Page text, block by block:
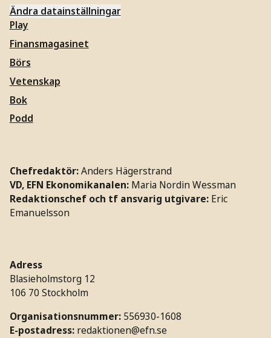
Ändra datainställningar
Play
Finansmagasinet
Börs
Vetenskap
Bok
Podd
Chefredaktör:Anders Hägerstrand
VD, EFN Ekonomikanalen: Maria Nordin Wessman
Redaktionschef och tf ansvarig utgivare: Eric
Emanuelsson
Adress
Blasieholmstorg 12
106 70 Stockholm
Organisationsnummer: 556930-1608
E-postadress: redaktionen@efn.se